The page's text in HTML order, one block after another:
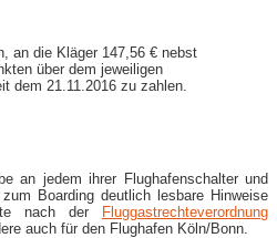
an die Kläger 147,56 € nebst
über dem jeweiligen
dem 21.11.2016 zu zahlen.
an jedem ihrer Flughafenschalter und
Boarding deutlich lesbare Hinweise
nach der Fluggastrechteverordnung
auch für den Flughafen Köln/Bonn.